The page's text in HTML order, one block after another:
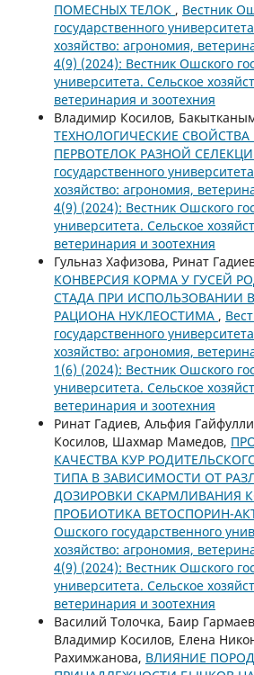
ПОМЕСНЫХ ТЕЛОК , Вестник
государственного
хозяйство: агрономия,
4(9) (2024): Вестник Ошского
университета. Сельское
ветеринария и зоотехния
Владимир Косилов,
ТЕХНОЛОГИЧЕСКИЕ
ПЕРВОТЕЛОК РАЗНОЙ
государственного
хозяйство: агрономия,
4(9) (2024): Вестник Ошского
университета. Сельское
ветеринария и зоотехния
Гульназ Хафизова, Ринат
КОНВЕРСИЯ КОРМА У ГУСЕЙ
СТАДА ПРИ ИСПОЛЬЗОВАНИИ
РАЦИОНА НУКЛЕОСТИМА ,
государственного
хозяйство: агрономия,
1(6) (2024): Вестник Ошского
университета. Сельское
ветеринария и зоотехния
Ринат Гадиев, Альфия
Косилов, Шахмар Мамедов,
КАЧЕСТВА КУР
ТИПА В ЗАВИСИМОСТИ ОТ
ДОЗИРОВКИ СКАРМЛИВАНИЯ
ПРОБИОТИКА ВЕТОСПОРИН-
Ошского государственного
хозяйство: агрономия,
4(9) (2024): Вестник Ошского
университета. Сельское
ветеринария и зоотехния
Василий Толочка, Баир
Владимир Косилов, Елена
Рахимжанова, ВЛИЯНИЕ